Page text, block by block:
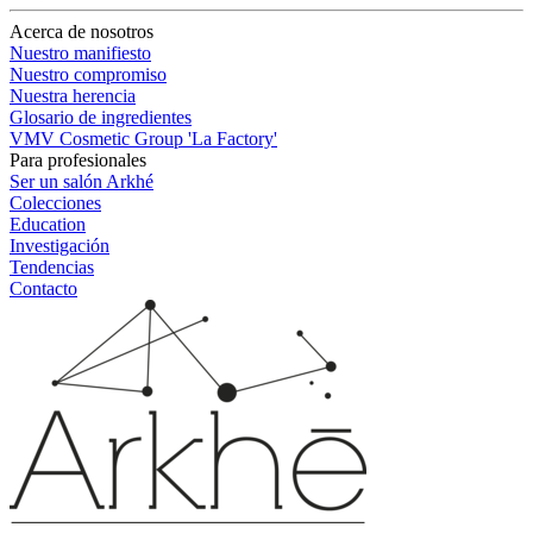
Acerca de nosotros
Nuestro manifiesto
Nuestro compromiso
Nuestra herencia
Glosario de ingredientes
VMV Cosmetic Group 'La Factory'
Para profesionales
Ser un salón Arkhé
Colecciones
Education
Investigación
Tendencias
Contacto